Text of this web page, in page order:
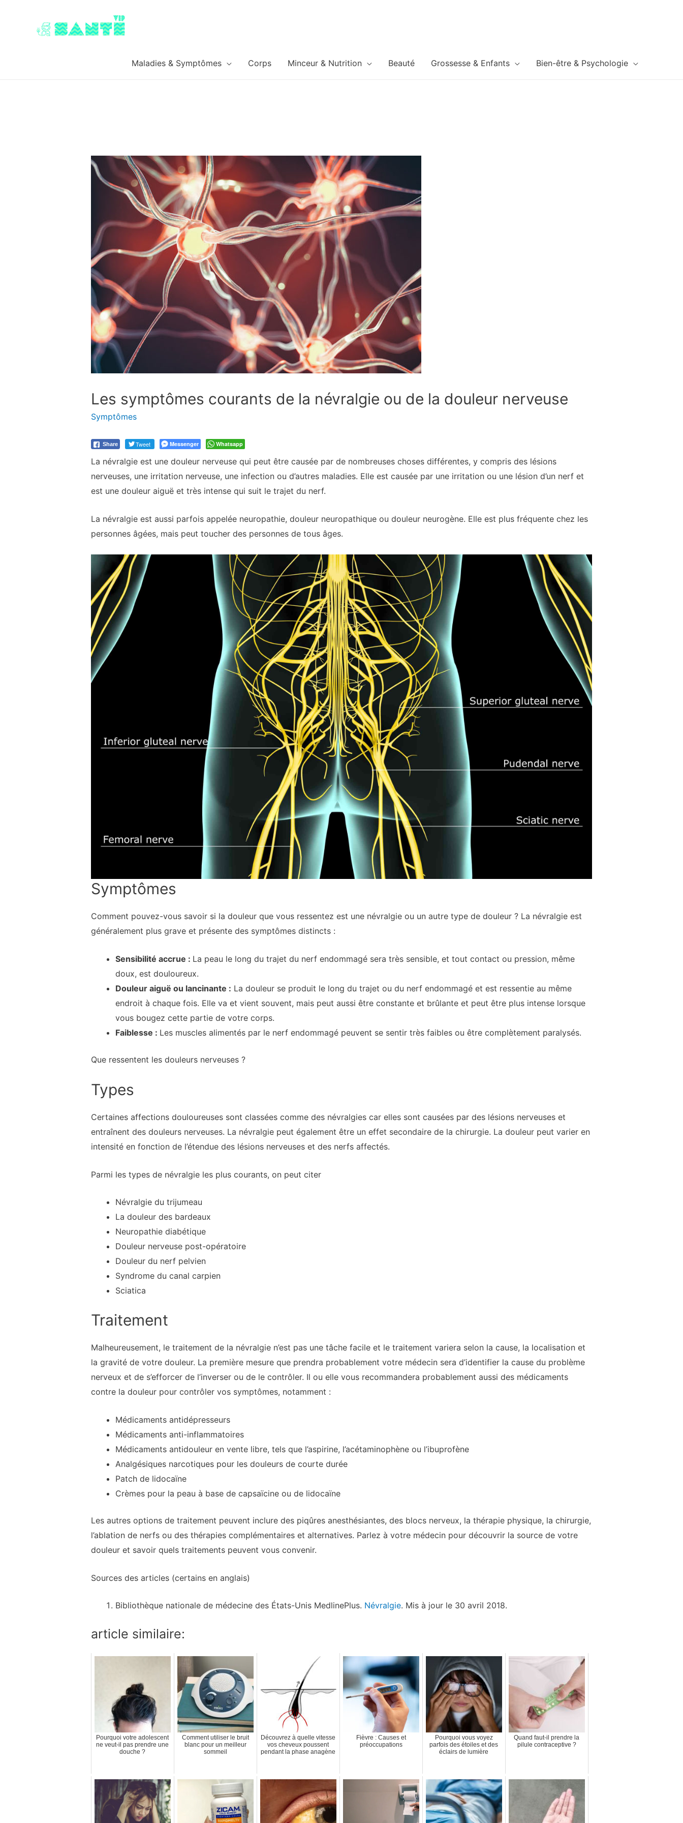
Maladies & Symptômes Corps Minceur & Nutrition Beauté Grossesse & Enfants Bien-être & Psychologie
Les symptômes courants de la névralgie ou de la douleur nerveuse
Symptômes
Share Tweet Messenger Whatsapp
La névralgie est une douleur nerveuse qui peut être causée par de nombreuses choses différentes, y compris des lésions
nerveuses, une irritation nerveuse, une infection ou d’autres maladies. Elle est causée par une irritation ou une lésion d’un nerf et
est une douleur aiguë et très intense qui suit le trajet du nerf.
La névralgie est aussi parfois appelée neuropathie, douleur neuropathique ou douleur neurogène. Elle est plus fréquente chez les
personnes âgées, mais peut toucher des personnes de tous âges.
Symptômes
Comment pouvez-vous savoir si la douleur que vous ressentez est une névralgie ou un autre type de douleur ? La névralgie est
généralement plus grave et présente des symptômes distincts :
Sensibilité accrue : La peau le long du trajet du nerf endommagé sera très sensible, et tout contact ou pression, même
doux, est douloureux.
Douleur aiguë ou lancinante : La douleur se produit le long du trajet ou du nerf endommagé et est ressentie au même
endroit à chaque fois. Elle va et vient souvent, mais peut aussi être constante et brûlante et peut être plus intense lorsque
vous bougez cette partie de votre corps.
Faiblesse : Les muscles alimentés par le nerf endommagé peuvent se sentir très faibles ou être complètement paralysés.
Que ressentent les douleurs nerveuses ?
Types
Certaines affections douloureuses sont classées comme des névralgies car elles sont causées par des lésions nerveuses et
entraînent des douleurs nerveuses. La névralgie peut également être un effet secondaire de la chirurgie. La douleur peut varier en
intensité en fonction de l’étendue des lésions nerveuses et des nerfs affectés.
Parmi les types de névralgie les plus courants, on peut citer
Névralgie du trijumeau
La douleur des bardeaux
Neuropathie diabétique
Douleur nerveuse post-opératoire
Douleur du nerf pelvien
Syndrome du canal carpien
Sciatica
Traitement
Malheureusement, le traitement de la névralgie n’est pas une tâche facile et le traitement variera selon la cause, la localisation et
la gravité de votre douleur. La première mesure que prendra probablement votre médecin sera d’identifier la cause du problème
nerveux et de s’efforcer de l’inverser ou de le contrôler. Il ou elle vous recommandera probablement aussi des médicaments
contre la douleur pour contrôler vos symptômes, notamment :
Médicaments antidépresseurs
Médicaments anti-inflammatoires
Médicaments antidouleur en vente libre, tels que l’aspirine, l’acétaminophène ou l’ibuprofène
Analgésiques narcotiques pour les douleurs de courte durée
Patch de lidocaïne
Crèmes pour la peau à base de capsaïcine ou de lidocaïne
Les autres options de traitement peuvent inclure des piqûres anesthésiantes, des blocs nerveux, la thérapie physique, la chirurgie,
l’ablation de nerfs ou des thérapies complémentaires et alternatives. Parlez à votre médecin pour découvrir la source de votre
douleur et savoir quels traitements peuvent vous convenir.
Sources des articles (certains en anglais)
Bibliothèque nationale de médecine des États-Unis MedlinePlus. Névralgie. Mis à jour le 30 avril 2018.
article similaire:
Pourquoi votre adolescent
ne veut-il pas prendre une
douche ?
Comment utiliser le bruit
blanc pour un meilleur
sommeil
Découvrez à quelle vitesse
vos cheveux poussent
pendant la phase anagène
Fièvre : Causes et
préoccupations
Pourquoi vous voyez
parfois des étoiles et des
éclairs de lumière
Quand faut-il prendre la
pilule contraceptive ?